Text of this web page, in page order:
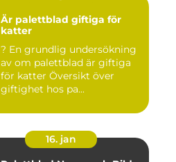
Är palettblad giftiga för
katter
? En grundlig undersökning
av om palettblad är giftiga
för katter Översikt över
giftighet hos pa...
16. jan